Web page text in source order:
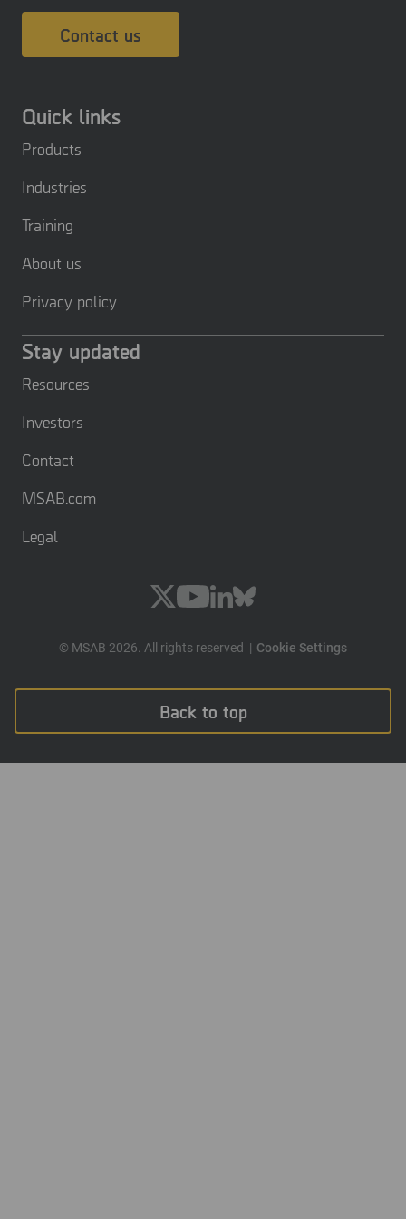
Contact us
Quick links
Products
Industries
Training
About us
Privacy policy
Stay updated
Resources
Investors
Contact
MSAB.com
Legal
© MSAB 2026. All rights reserved Cookie Settings
Back to top